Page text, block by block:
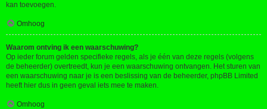
kan toevoegen.
Omhoog
Waarom ontving ik een waarschuwing?
Op ieder forum gelden specifieke regels, als je één van deze regels (volgens
de beheerder) overtreedt, kun je een waarschuwing ontvangen. Het sturen van
een waarschuwing naar je is een beslissing van de beheerder, phpBB Limited
heeft hier dus in geen geval iets mee te maken.
Omhoog